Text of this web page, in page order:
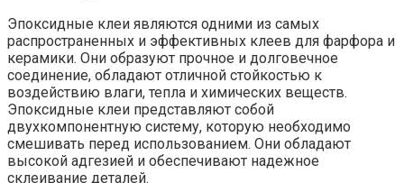
Эпоксидные клеи являются одними из самых
распространенных и эффективных клеев для фарфора и
керамики. Они образуют прочное и долговечное
соединение, обладают отличной стойкостью к
воздействию влаги, тепла и химических веществ.
Эпоксидные клеи представляют собой
двухкомпонентную систему, которую необходимо
смешивать перед использованием. Они обладают
высокой адгезией и обеспечивают надежное
склеивание деталей.